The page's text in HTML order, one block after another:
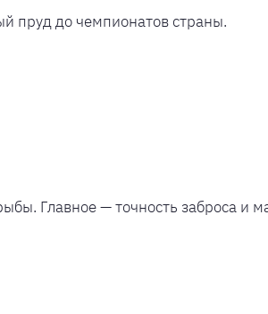
пруд до чемпионатов страны.
Главное — точность заброса и